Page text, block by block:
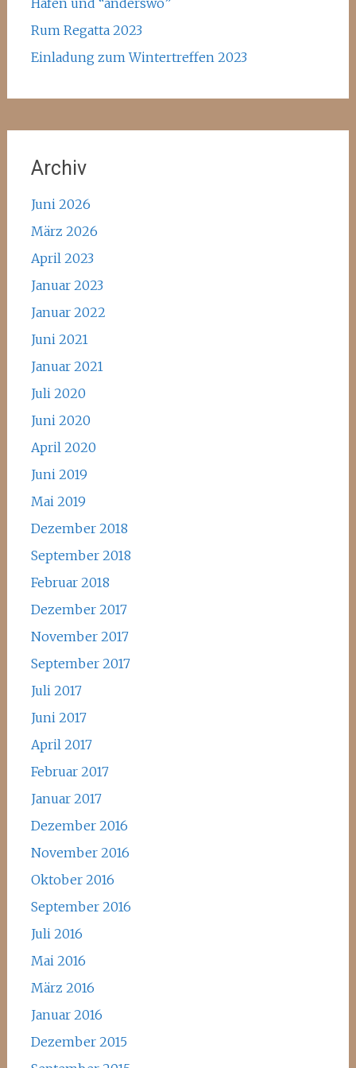
Hafen und “anderswo”
Rum Regatta 2023
Einladung zum Wintertreffen 2023
Archiv
Juni 2026
März 2026
April 2023
Januar 2023
Januar 2022
Juni 2021
Januar 2021
Juli 2020
Juni 2020
April 2020
Juni 2019
Mai 2019
Dezember 2018
September 2018
Februar 2018
Dezember 2017
November 2017
September 2017
Juli 2017
Juni 2017
April 2017
Februar 2017
Januar 2017
Dezember 2016
November 2016
Oktober 2016
September 2016
Juli 2016
Mai 2016
März 2016
Januar 2016
Dezember 2015